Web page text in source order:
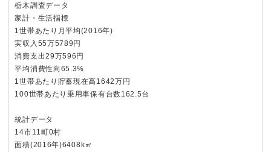
栃木調査データ
家計・生活指標
1世帯あたり月平均(2016年)
実収入55万5789円
消費支出29万596円
平均消費性向65.3%
1世帯あたり貯蓄現在高1642万円
100世帯あたり乗用車保有台数162.5台
統計データ
14市11町0村
面積(2016年)6408k㎡